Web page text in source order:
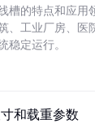
槽的特点和应用
、工业厂房、
稳定运行。
和载重参数